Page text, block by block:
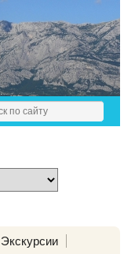
Экскурсии